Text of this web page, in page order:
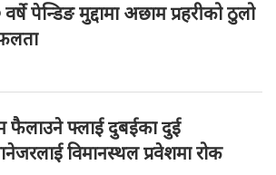
पेन्डिङ मुद्दामा अछाम प्रहरीको ठुलो
फैलाउने फ्लाई दुबईका दुई
विमानस्थल प्रवेशमा रोक